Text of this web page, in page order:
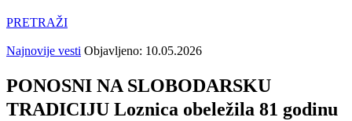
PRETRAŽI
Najnovije vesti Objavljeno: 10.05.2026
PONOSNI NA SLOBODARSKU
TRADICIJU Loznica obeležila 81 godinu